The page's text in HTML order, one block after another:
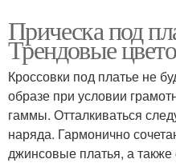
Прическа под
Трендовые
Кроссовки под платье не
образе при условии
гаммы. Отталкиваться
наряда. Гармонично
джинсовые платья, а